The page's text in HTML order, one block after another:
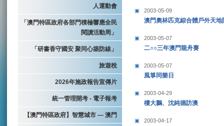
人運動會
「澳門特區政府各部門積極響應全民
閱讀活動周」
「研書香守國安 聚同心築防線」
旅遊稅
2026年施政報告宣傳片
統一管理開考 - 電子報考
【澳門特區政府】智慧城市 — 澳門
2003-05-09
澳門奧林匹克綜合體戶外天地
2003-05-07
二○○三年澳門龍舟賽
2003-05-07
風箏同樂日
2003-04-29
樓大鵬、沈純德訪澳
2003-04-17